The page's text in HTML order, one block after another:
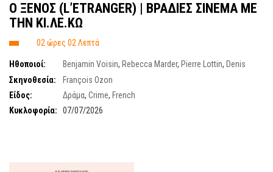
Ο ΞΕΝΟΣ (L’ETRANGER) | ΒΡΑΔΙΕΣ ΣΙΝΕΜΑ ΜΕ
ΤΗΝ ΚΙ.ΛΕ.ΚΩ
02 ώρες 02 Λεπτά
Ηθοποιοί: Benjamin Voisin, Rebecca Marder, Pierre Lottin, Denis
Lavant
Σκηνοθεσία:
François Ozon
Είδος:
Δράμα, Crime, French
Κυκλοφορία:
07/07/2026